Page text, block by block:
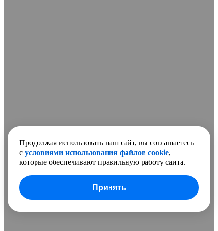
В сравнении добавлено
Развернуть
Очистить список
Продолжая использовать наш сайт, вы соглашаетесь
с условиями использования файлов cookie,
которые обеспечивают правильную работу сайта.
Принять